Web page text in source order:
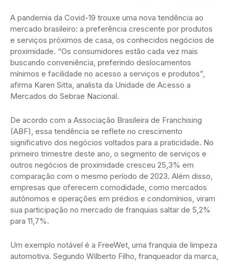
A pandemia da Covid-19 trouxe uma nova tendência ao
mercado brasileiro: a preferência crescente por produtos
e serviços próximos de casa, os conhecidos negócios de
proximidade. “Os consumidores estão cada vez mais
buscando conveniência, preferindo deslocamentos
mínimos e facilidade no acesso a serviços e produtos”,
afirma Karen Sitta, analista da Unidade de Acesso a
Mercados do Sebrae Nacional.
De acordo com a Associação Brasileira de Franchising
(ABF), essa tendência se reflete no crescimento
significativo dos negócios voltados para a praticidade. No
primeiro trimestre deste ano, o segmento de serviços e
outros negócios de proximidade cresceu 25,3% em
comparação com o mesmo período de 2023. Além disso,
empresas que oferecem comodidade, como mercados
autônomos e operações em prédios e condomínios, viram
sua participação no mercado de franquias saltar de 5,2%
para 11,7%.
Um exemplo notável é a FreeWet, uma franquia de limpeza
automotiva. Segundo Wilberto Filho, franqueador da marca,